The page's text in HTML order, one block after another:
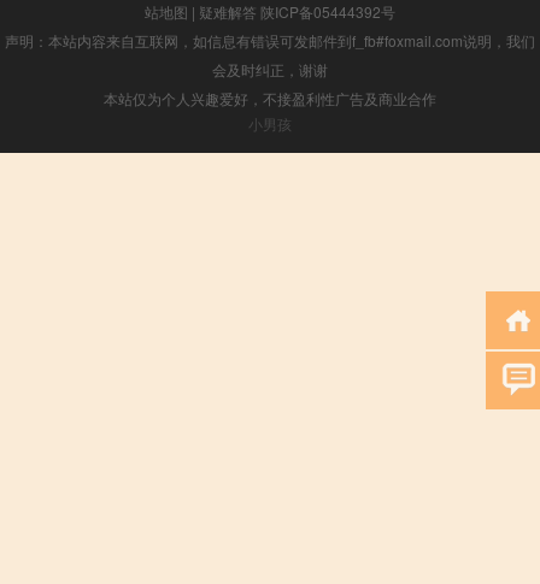
站地图 | 疑难解答 陕ICP备05444392号
声明：本站内容来自互联网，如信息有错误可发邮件到f_fb#foxmail.com说明，我们
会及时纠正，谢谢
本站仅为个人兴趣爱好，不接盈利性广告及商业合作
小男孩